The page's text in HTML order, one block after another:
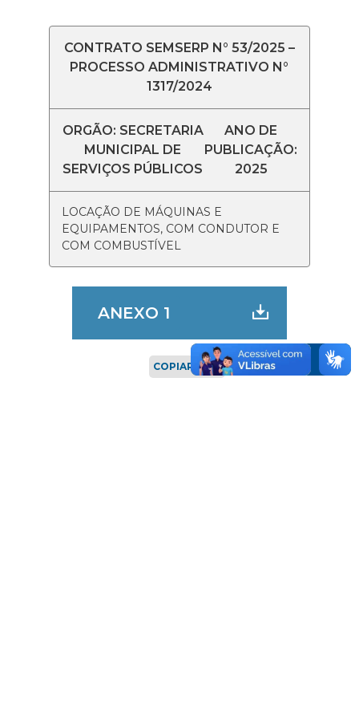
CONTRATO SEMSERP N° 53/2025 –
PROCESSO ADMINISTRATIVO N°
1317/2024
ORGÃO: SECRETARIA
MUNICIPAL DE
SERVIÇOS PÚBLICOS
ANO DE
PUBLICAÇÃO:
2025
LOCAÇÃO DE MÁQUINAS E
EQUIPAMENTOS, COM CONDUTOR E
COM COMBUSTÍVEL
ANEXO 1
COPIAR LINK